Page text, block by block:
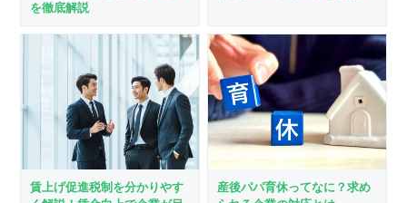
を徹底解説
賃上げ促進税制を分かりやす
産後パパ育休ってなに？求め